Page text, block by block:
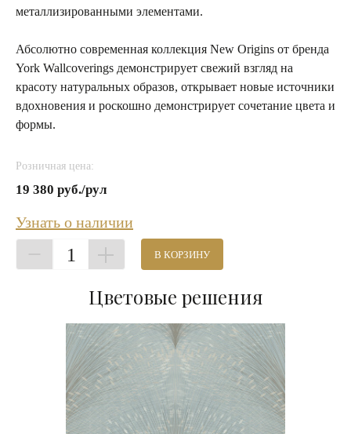
металлизированными элементами.
Абсолютно современная коллекция New Origins от бренда
York Wallcoverings демонстрирует свежий взгляд на
красоту натуральных образов, открывает новые источники
вдохновения и роскошно демонстрирует сочетание цвета и
формы.
Розничная цена:
19 380 руб./рул
Узнать о наличии
1 В КОРЗИНУ
Цветовые решения